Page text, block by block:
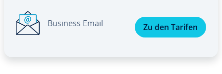
Business Email Zu den Tarifen